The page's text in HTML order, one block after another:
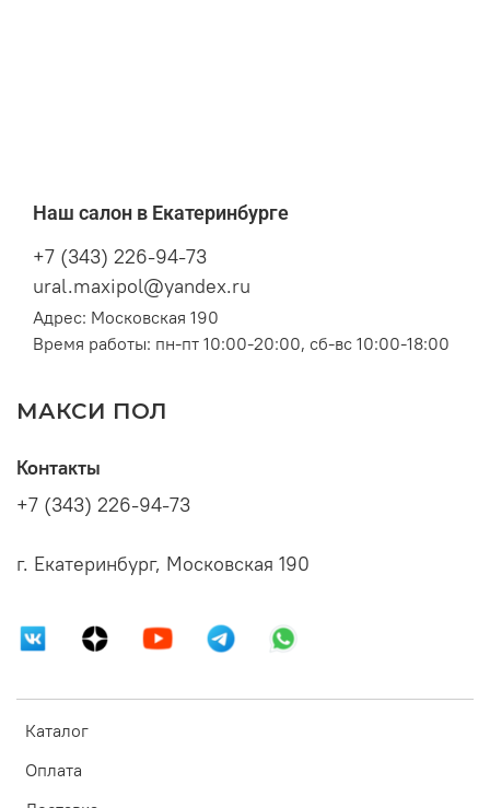
Наш салон в Екатеринбурге
+7 (343) 226-94-73
ural.maxipol@yandex.ru
Адрес: Московская 190
Время работы: пн-пт 10:00-20:00, сб-вс 10:00-18:00
МАКСИ ПОЛ
Каталог
Оплата
Контакты
+7 (343) 226-94-73
г. Екатеринбург, Московская 190